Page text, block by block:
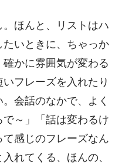
ほんと、リストはハ
いときに、ちゃっか
かに雰囲気が変わる
フレーズを入れたり
会話のなかで、よく
～」「話は変わるけ
感じのフレーズなん
れてくる、ほんの、